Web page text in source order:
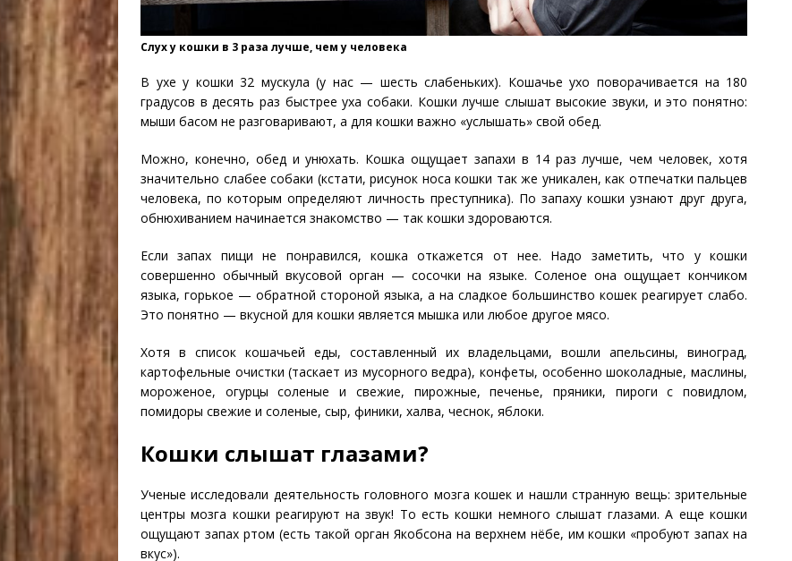
Слух у кошки в 3 раза лучше, чем у человека
В ухе у кошки 32 мускула (у нас — шесть слабеньких). Кошачье ухо поворачивается на 180
градусов в десять раз быстрее уха собаки. Кошки лучше слышат высокие звуки, и это понятно:
мыши басом не разговаривают, а для кошки важно «услышать» свой обед.
Можно, конечно, обед и унюхать. Кошка ощущает запахи в 14 раз лучше, чем человек, хотя
значительно слабее собаки (кстати, рисунок носа кошки так же уникален, как отпечатки пальцев
человека, по которым определяют личность преступника). По запаху кошки узнают друг друга,
обнюхиванием начинается знакомство — так кошки здороваются.
Если запах пищи не понравился, кошка откажется от нее. Надо заметить, что у кошки
совершенно обычный вкусовой орган — сосочки на языке. Соленое она ощущает кончиком
языка, горькое — обратной стороной языка, а на сладкое большинство кошек реагирует слабо.
Это понятно — вкусной для кошки является мышка или любое другое мясо.
Хотя в список кошачьей еды, составленный их владельцами, вошли апельсины, виноград,
картофельные очистки (таскает из мусорного ведра), конфеты, особенно шоколадные, маслины,
мороженое, огурцы соленые и свежие, пирожные, печенье, пряники, пироги с повидлом,
помидоры свежие и соленые, сыр, финики, халва, чеснок, яблоки.
Кошки слышат глазами?
Ученые исследовали деятельность головного мозга кошек и нашли странную вещь: зрительные
центры мозга кошки реагируют на звук! То есть кошки немного слышат глазами. А еще кошки
ощущают запах ртом (есть такой орган Якобсона на верхнем нёбе, им кошки «пробуют запах на
вкус»).